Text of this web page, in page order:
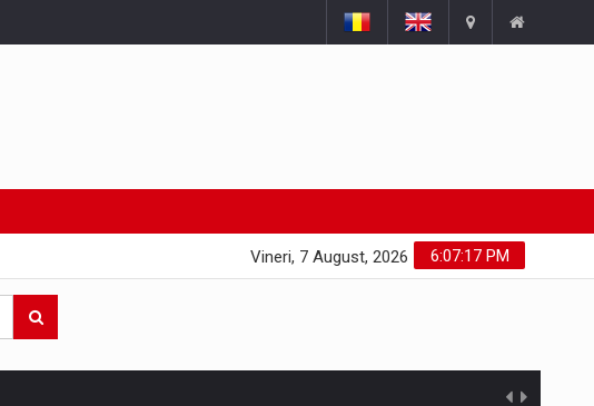
6:07:17 PM
Vineri, 7 August, 2026